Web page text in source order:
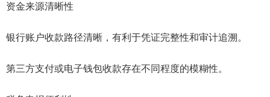
资金来源清晰性
银行账户收款路径清晰，有利于凭证完整性和审计追溯。
第三方支付或电子钱包收款存在不同程度的模糊性。